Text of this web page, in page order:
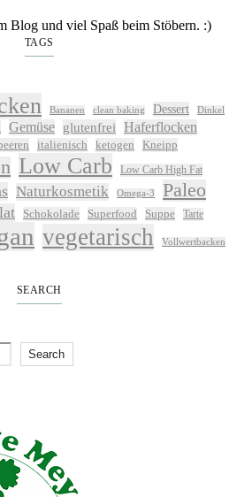
Blog und viel Spaß beim Stöbern. :)
TAGS
Bananen clean baking Dessert
Dinkel
Gemüse glutenfrei Haferflocken
italienisch ketogen Kneipp
Low Carb Low Carb High Fat
Naturkosmetik Omega-3 Paleo
Schokolade Superfood Suppe Tarte
vegetarisch Vollwertbacken
SEARCH
Search